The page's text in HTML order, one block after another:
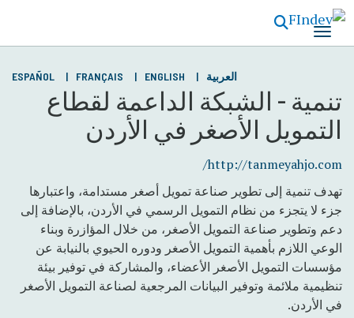
الرئيسي
تنمية - الشبكة الداعمة لقطاع
التمويل الأصغر في الأردن
http://tanmeyahjo.com/
تهدف تنمية إلى تطوير صناعة تمويل أصغر مستدامة، واعتبارها
جزء لا يتجزء من نظام التمويل الرسمي في الأردن، بالإضافة إلى
دعم وتطوير صناعة التمويل الأصغر، من خلال المؤازرة وبناء
الوعي اللازم بأهمية التمويل الأصغر ودوره الحيوي بالنيابة عن
مؤسسات التمويل الأصغر الأعضاء، والمشاركة في توفير بيئة
تنظيمية ملائمة وتوفير البيانات المرجعية لصناعة التمويل الأصغر
في الأردن.
العربية ENGLISH
FRANÇAIS
ESPAÑOL